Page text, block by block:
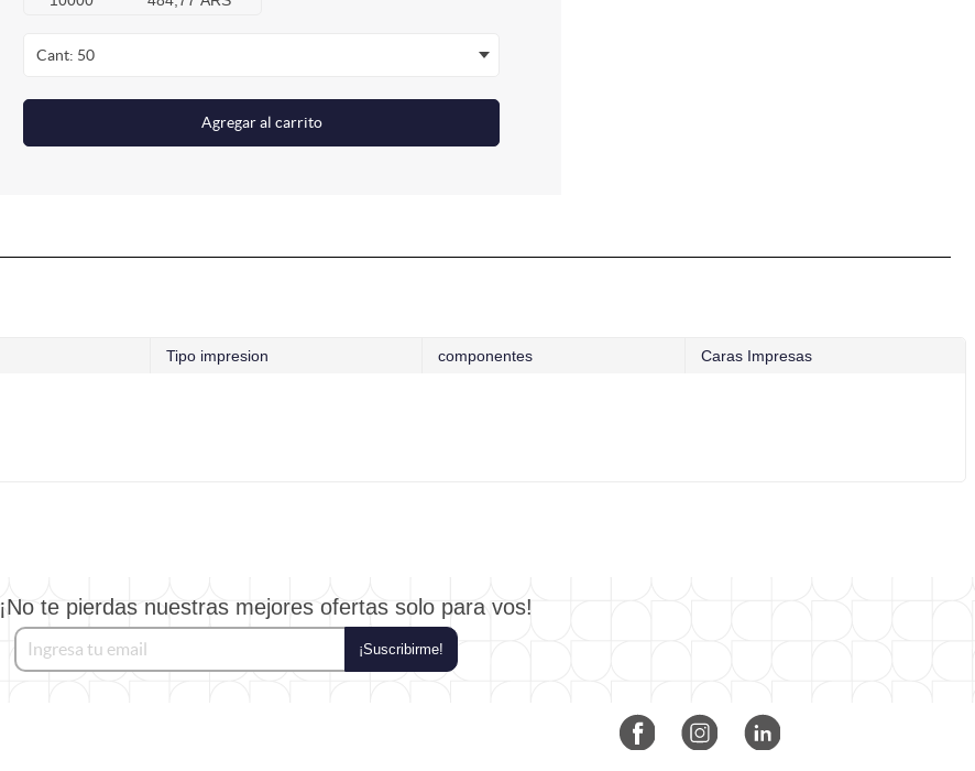
Cant: 50
Agregar al carrito
Tipo impresion componentes Caras Impresas
¡No te pierdas nuestras mejores ofertas solo para vos!
¡Suscribirme!